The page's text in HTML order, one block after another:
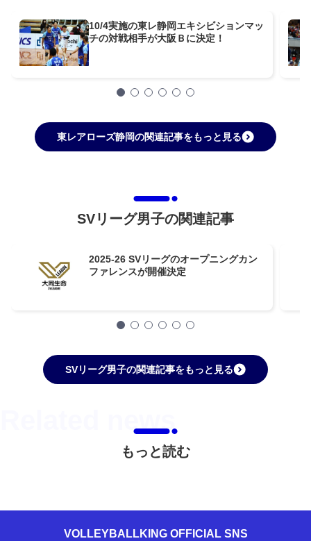
10/4実施の東レ静岡エキシビションマッ
チの対戦相手が大阪Ｂに決定！
東レアローズ静岡の関連記事をもっと見る
SVリーグ男子の関連記事
2025-26 SVリーグのオープニングカン
ファレンスが開催決定
SVリーグ男子の関連記事をもっと見る
もっと読む
VOLLEYBALLKING OFFICIAL SNS